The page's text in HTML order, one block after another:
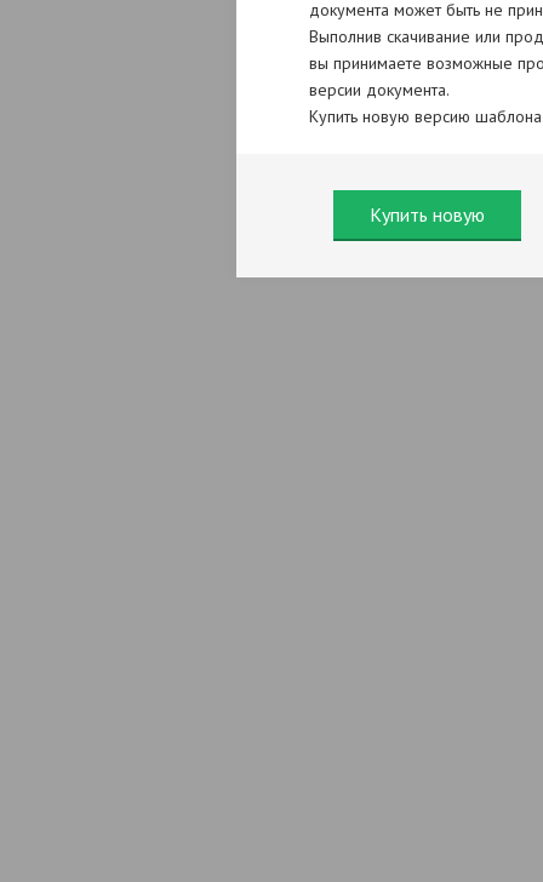
документа может быть не
Выполнив скачивание или
вы принимаете возможные
версии документа.
Купить новую версию
Купить новую